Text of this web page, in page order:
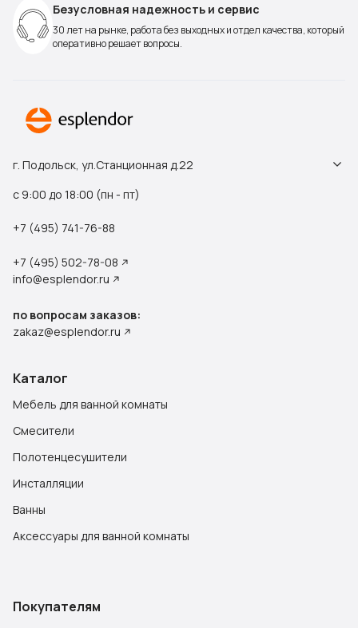
Безусловная надежность и сервис
30 лет на рынке, работа без выходных и отдел качества, который
оперативно решает вопросы.
г. Подольск, ул.Станционная д.22
с 9:00 до 18:00 (пн - пт)
+7 (495) 741-76-88
+7 (495) 502-78-08
info@esplendor.ru
по вопросам заказов:
zakaz@esplendor.ru
Каталог
Мебель для ванной комнаты
Смесители
Полотенцесушители
Инсталляции
Ванны
Аксессуары для ванной комнаты
Покупателям